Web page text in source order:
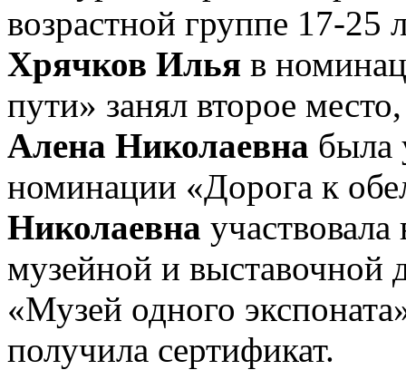
возрастной группе 17-25
Хрячков Илья в
пути» занял второе
Алена Николаевна была
номинации «Дорога к
Николаевна
музейной и выставочной
«Музей одного
получила сертификат.